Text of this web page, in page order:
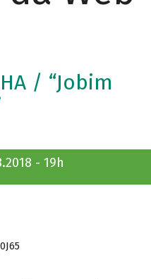
/ “Jobim
- 19h